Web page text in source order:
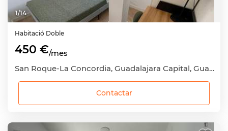
1/14
Habitació Doble
450 €/mes
San Roque-La Concordia, Guadalajara Capital, Guadalajara
Contactar